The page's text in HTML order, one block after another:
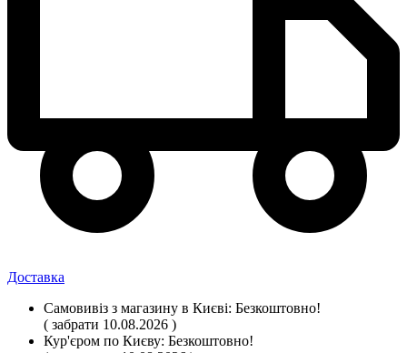
Доставка
Самовивіз з магазину в Києві: Безкоштовно!
( забрати 10.08.2026 )
Кур'єром по Києву: Безкоштовно!